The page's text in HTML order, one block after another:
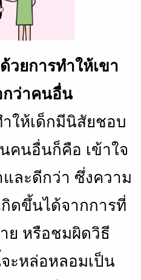
วยการทำให้เขา
กว่าคนอื่น
ให้เด็กมีนิสัยชอบ
คนอื่นก็คือ เข้าใจ
และดีกว่า ซึ่งความ
กิดขึ้นได้จากการที่
ย หรือชมผิดวิธี
จะหล่อหลอมเป็น